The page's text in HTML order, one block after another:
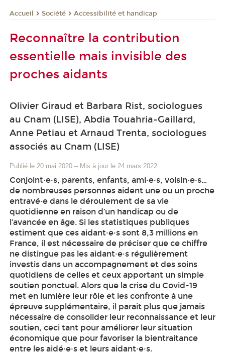
Accueil Société Accessibilité et handicap
Reconnaître la contribution
essentielle mais invisible des
proches aidants
Olivier Giraud et Barbara Rist, sociologues
au Cnam (LISE), Abdia Touahria-Gaillard,
Anne Petiau et Arnaud Trenta, sociologues
associés au Cnam (LISE)
Publié le 20 mai 2020 – Mis à jour le 24 mars 2022
Conjoint·e·s, parents, enfants, ami·e·s, voisin·e·s…
de nombreuses personnes aident une ou un proche
entravé·e dans le déroulement de sa vie
quotidienne en raison d’un handicap ou de
l’avancée en âge. Si les statistiques publiques
estiment que ces aidant·e·s sont 8,3 millions en
France, il est nécessaire de préciser que ce chiffre
ne distingue pas les aidant·e·s régulièrement
investis dans un accompagnement et des soins
quotidiens de celles et ceux apportant un simple
soutien ponctuel. Alors que la crise du Covid-19
met en lumière leur rôle et les confronte à une
épreuve supplémentaire, il parait plus que jamais
nécessaire de consolider leur reconnaissance et leur
soutien, ceci tant pour améliorer leur situation
économique que pour favoriser la bientraitance
entre les aidé·e·s et leurs aidant·e·s.